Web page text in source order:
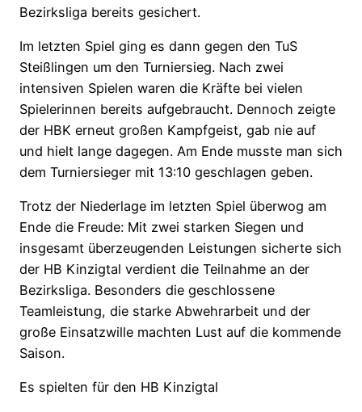
Bezirksliga bereits gesichert.
Im letzten Spiel ging es dann gegen den TuS
Steißlingen um den Turniersieg. Nach zwei
intensiven Spielen waren die Kräfte bei vielen
Spielerinnen bereits aufgebraucht. Dennoch zeigte
der HBK erneut großen Kampfgeist, gab nie auf
und hielt lange dagegen. Am Ende musste man sich
dem Turniersieger mit 13:10 geschlagen geben.
Trotz der Niederlage im letzten Spiel überwog am
Ende die Freude: Mit zwei starken Siegen und
insgesamt überzeugenden Leistungen sicherte sich
der HB Kinzigtal verdient die Teilnahme an der
Bezirksliga. Besonders die geschlossene
Teamleistung, die starke Abwehrarbeit und der
große Einsatzwille machten Lust auf die kommende
Saison.
Es spielten für den HB Kinzigtal